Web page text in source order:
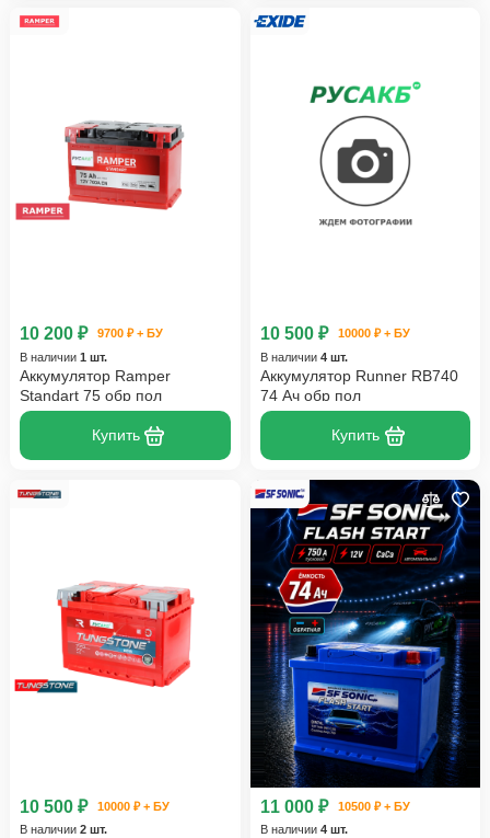
10 200 ₽
9700 ₽ + БУ
В наличии 1 шт.
Аккумулятор Ramper
Standart 75 обр пол
Купить
10 500 ₽
10000 ₽ + БУ
В наличии 4 шт.
Аккумулятор Runner RB740
74 Ач обр пол
Купить
10 500 ₽
10000 ₽ + БУ
В наличии 2 шт.
11 000 ₽
10500 ₽ + БУ
В наличии 4 шт.